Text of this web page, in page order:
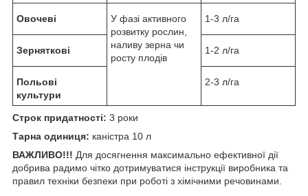
Овочеві
У фазі активного
розвитку рослин,
наливу зерна чи
росту плодів
1-3 л/га
Зерняткові 1-2 л/га
Польові
культури
2-3 л/га
Строк придатності: 3 роки
Тарна одиниця: каністра 10 л
ВАЖЛИВО!!! Для досягнення максимально ефективної дії
добрива радимо чітко дотримуватися інструкції виробника та
правил техніки безпеки при роботі з хімічними речовинами.